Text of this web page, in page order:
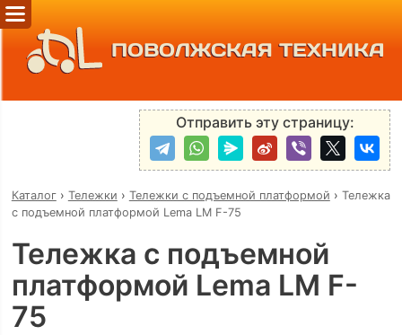
ПОВОЛЖСКАЯ ТЕХНИКА
Отправить эту страницу:
Каталог› Тележки › Тележки с подъемной платформой › Тележка
с подъемной платформой Lema LM F-75
Тележка с подъемной
платформой Lema LM F-
75